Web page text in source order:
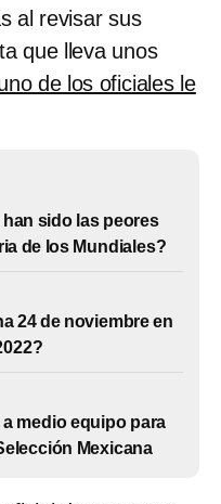
al revisar sus
que lleva unos
de los oficiales le
sido las peores
de los Mundiales?
24 de noviembre en
medio equipo para
Mexicana